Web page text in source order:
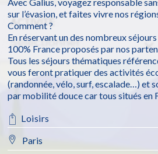
sur l’évasion, et faites vivre nos
Comment ?
En réservant un des nombreux
100% France proposés par nos
Tous les séjours thématiques
vous feront pratiquer des activités
(randonnée, vélo, surf, escalade…) et
par mobilité douce car tous situés en
Loisirs
Paris